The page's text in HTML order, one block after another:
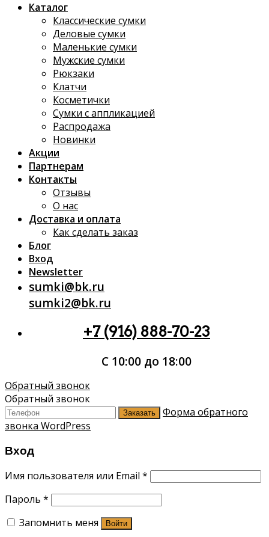
Каталог
Классические сумки
Деловые сумки
Маленькие сумки
Мужские сумки
Рюкзаки
Клатчи
Косметички
Сумки с аппликацией
Распродажа
Новинки
Акции
Партнерам
Контакты
Отзывы
О нас
Доставка и оплата
Как сделать заказ
Блог
Вход
Newsletter
sumki@bk.ru
sumki2@bk.ru
+7 (916) 888-70-23
С 10:00 до 18:00
Обратный звонок
Обратный звонок
Заказать
Форма обратного
звонка WordPress
Вход
Имя пользователя или Email *
Пароль *
Запомнить меня
Войти